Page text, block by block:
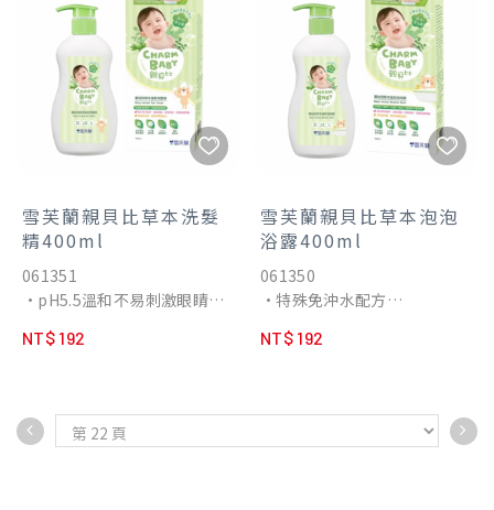
毛一體成型，刷毛不脫落。
使用方式：
•當寶寶在長乳牙時，牙齦會
癢，此時可將乳牙刷套在食指
上，按摩寶寶牙齦。
•將乳牙刷套在食指上，一邊
抱著寶寶稍仰或是平躺，直接
•漏勺型瓶口：奶粉倒入奶瓶
時，不會撒出瓶外。
雪芙蘭親貝比草本洗髮
精400ml
061351
•pH5.5溫和不易刺激眼睛
•能徹底去除頭皮異味
•pH5.5溫和不易刺激眼睛
NT$ 192
雪芙蘭親貝比草本泡泡
浴露400ml
061350
•特殊免沖水配方
•五大東方草本植萃
•三效合一 1瓶完成
NT$ 192